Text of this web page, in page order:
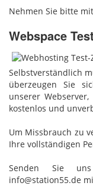
Nehmen Sie bitte
Webspace
Selbstverständlich
überzeugen Sie
unserer
kostenlos und
Um Missbrauch zu
Ihre vollständigen
Senden Sie
info@station55.de